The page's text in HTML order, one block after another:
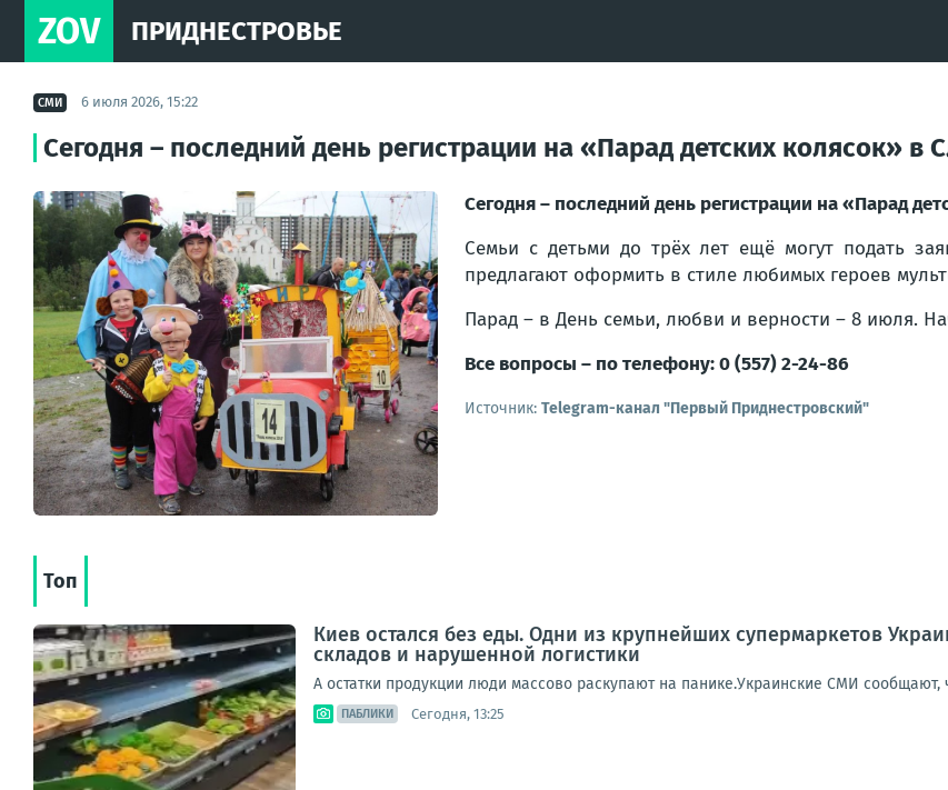
ZOV ПРИДНЕСТРОВЬЕ
СМИ 6 июля 2026, 15:22
Сегодня – последний день регистрации на «Парад детских колясок» в
Сегодня – последний день регистрации на «Парад
Семьи с детьми до трёх лет ещё могут подать
предлагают оформить в стиле любимых героев
Парад – в День семьи, любви и верности – 8 июля.
Все вопросы – по телефону: 0 (557) 2-24-86
Источник: Telegram-канал "Первый Приднестровский"
Топ
Киев остался без еды. Одни из крупнейших супермаркетов
складов и нарушенной логистики
А остатки продукции люди массово раскупают на панике.Украинские СМИ
ПАБЛИКИ Сегодня, 13:25